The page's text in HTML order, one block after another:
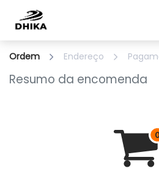
Ordem Endereço
Resumo da encomenda